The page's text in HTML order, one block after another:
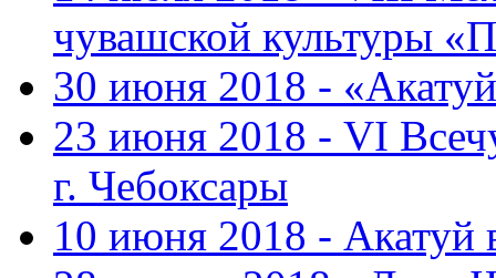
чувашской культуры
30 июня 2018 -
23 июня 2018 - VI
г. Чебоксары
10 июня 2018 - Акатуй